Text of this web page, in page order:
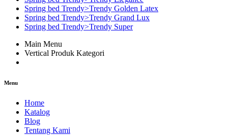
Spring bed Trendy>Trendy Golden Latex
Spring bed Trendy>Trendy Grand Lux
Spring bed Trendy>Trendy Super
Main Menu
Vertical Produk Kategori
Menu
Home
Katalog
Blog
Tentang Kami